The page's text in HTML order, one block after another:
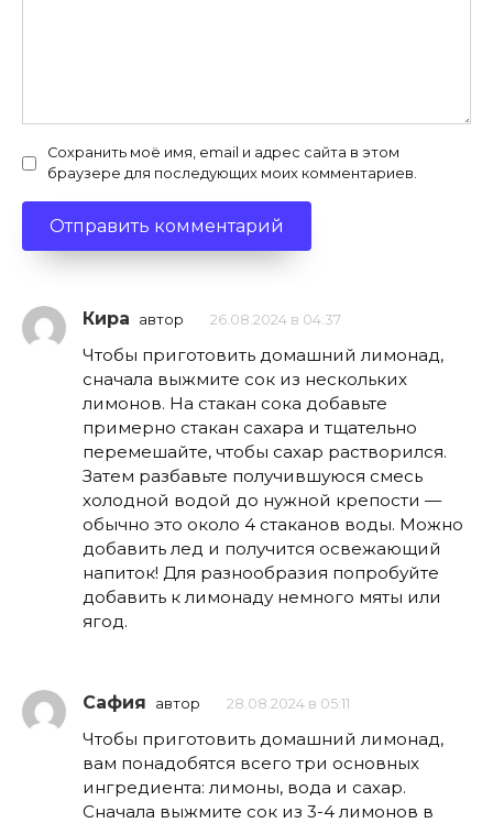
Сохранить моё имя, email и адрес сайта в этом
браузере для последующих моих комментариев.
Кира автор 26.08.2024 в 04:37
Чтобы приготовить домашний лимонад,
сначала выжмите сок из нескольких
лимонов. На стакан сока добавьте
примерно стакан сахара и тщательно
перемешайте, чтобы сахар растворился.
Затем разбавьте получившуюся смесь
холодной водой до нужной крепости —
обычно это около 4 стаканов воды. Можно
добавить лед и получится освежающий
напиток! Для разнообразия попробуйте
добавить к лимонаду немного мяты или
ягод.
Сафия автор 28.08.2024 в 05:11
Чтобы приготовить домашний лимонад,
вам понадобятся всего три основных
ингредиента: лимоны, вода и сахар.
Сначала выжмите сок из 3-4 лимонов в